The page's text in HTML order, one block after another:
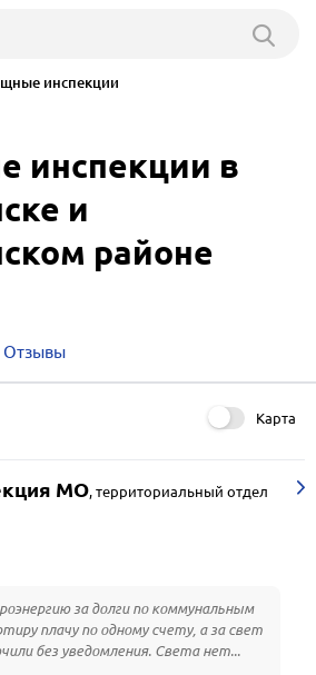
инспекции
инспекции в
и
районе
Отзывы
Карта
МО,территориальный отдел
за долги по коммунальным
плачу по одному счету, а за свет
без уведомления. Света нет...